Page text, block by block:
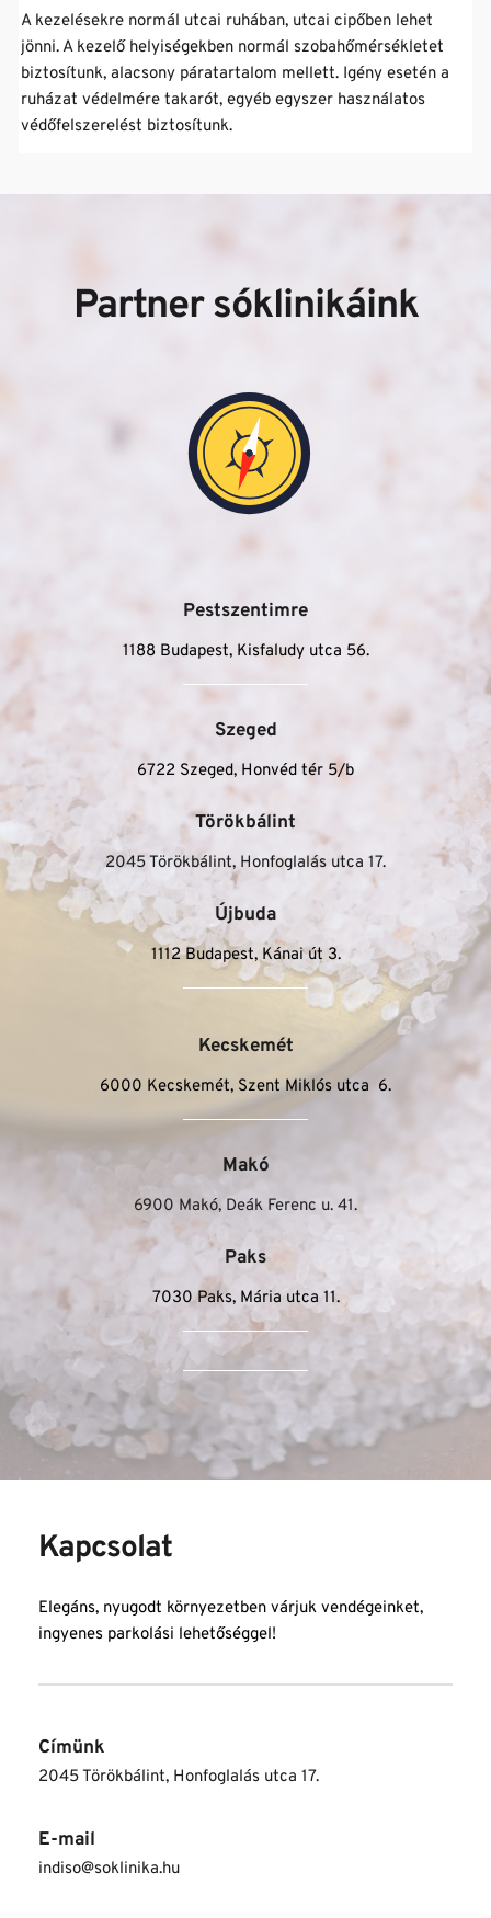
Egyes Sóklinikáinkon SZÉP kártyát is elfogadunk, a
részletekről kérjük érdeklődjön a Sóklinikák elérhetőségein,
vagy személyesen!
általában javasolt a legalább heti háromszori látogatás,
annak érdekében, hogy az egyes alkalmak között ne teljen
el 48 óránál hosszabb idő.
A kezelésekre normál utcai ruhában, utcai cipőben lehet
jönni. A kezelő helyiségekben normál szobahőmérsékletet
biztosítunk, alacsony páratartalom mellett. Igény esetén a
ruházat védelmére takarót, egyéb egyszer használatos
védőfelszerelést biztosítunk.
Partner sóklinikáink
Kecskemét
6000 Kecskemét, Szent Miklós utca  6.
Makó
6900 Makó, Deák Ferenc u. 41.
Paks
7030 Paks, Mária utca 11.
Pestszentimre
1188 Budapest, Kisfaludy utca 56.
Szeged
6722 Szeged, Honvéd tér 5/b
Törökbálint
2045 Törökbálint, Honfoglalás utca 17.
Újbuda
1112 Budapest, Kánai út 3.
Kapcsolat
Elegáns, nyugodt környezetben várjuk vendégeinket,
ingyenes parkolási lehetőséggel!
Címünk
2045 Törökbálint, Honfoglalás utca 17.
E-mail
indiso@soklinika.hu